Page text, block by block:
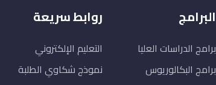
البرامج
برامج الدراسات العليا
برامج البكالوريوس
روابط سريعة
التعليم الإلكتروني
نموذج شكاوي الطلبة